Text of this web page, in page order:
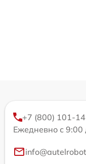
+7 (800) 101-
Ежедневно с 9:00